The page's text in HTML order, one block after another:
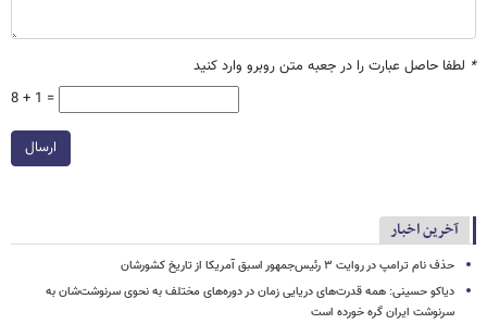
* لطفا حاصل عبارت را در جعبه متن روبرو وارد کنید
8 + 1 =
ارسال
آخرین اخبار
حذف نام ترامپ در روایت ۳ رئیس‌جمهور اسبق آمریکا از تاریخ کشورشان
دیاکو حسینی: همه قدرت‌های دریایی زمان در دوره‌های مختلف به نحوی سرنوشت‌شان به
سرنوشت ایران گره خورده است